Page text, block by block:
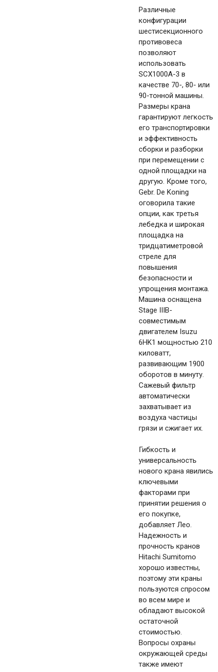
Различные
конфигурации
шестисекционного
противовеса
позволяют
использовать
SCX1000A-3 в
качестве 70-, 80- или
90-тонной машины.
Размеры крана
гарантируют легкость
его транспортировки
и эффективность
сборки и разборки
при перемещении с
одной площадки на
другую. Кроме того,
Gebr. De Koning
оговорила такие
опции, как третья
лебедка и широкая
площадка на
тридцатиметровой
стреле для
повышения
безопасности и
упрощения монтажа.
Машина оснащена
Stage IIIB-
совместимым
двигателем Isuzu
6HK1 мощностью 210
киловатт,
развивающим 1900
оборотов в минуту.
Сажевый фильтр
автоматически
захватывает из
воздуха частицы
грязи и сжигает их.
Гибкость и
универсальность
нового крана явились
ключевыми
факторами при
принятии решения о
его покупке,
добавляет Лео.
Надежность и
прочность кранов
Hitachi Sumitomo
хорошо известны,
поэтому эти краны
пользуются спросом
во всем мире и
обладают высокой
остаточной
стоимостью.
Вопросы охраны
окружающей среды
также имеют